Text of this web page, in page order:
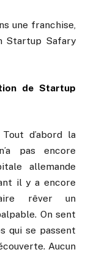
une franchise,
Startup Safary
de Startup
d’abord la
pas encore
allemande
il y a encore
rêver un
On sent
qui se passent
Aucun